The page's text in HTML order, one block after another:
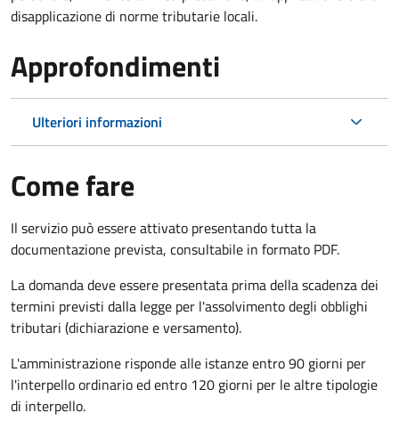
disapplicazione di norme tributarie locali.
Approfondimenti
Ulteriori informazioni
Come fare
Il servizio può essere attivato presentando tutta la
documentazione prevista, consultabile in formato PDF.
La domanda deve essere presentata prima della scadenza dei
termini previsti dalla legge per l'assolvimento degli obblighi
tributari (dichiarazione e versamento).
L'amministrazione risponde alle istanze entro 90 giorni per
l'interpello ordinario ed entro 120 giorni per le altre tipologie
di interpello.